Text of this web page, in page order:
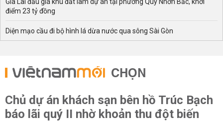
Gia Lai đấu giá khu đất làm dự án tại phường Quy Nhơn Bắc, khởi
điểm 23 tỷ đồng
Diện mạo cầu đi bộ hình lá dừa nước qua sông Sài Gòn
CHỌN
Chủ dự án khách sạn bên hồ Trúc Bạch
báo lãi quý II nhờ khoản thu đột biến